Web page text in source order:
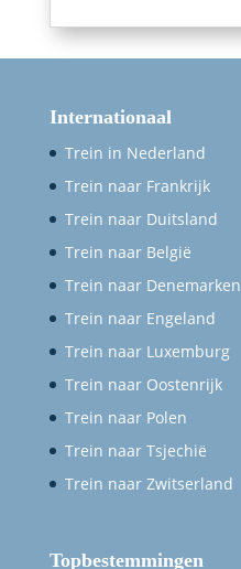
Internationaal
Trein in Nederland
Trein naar Frankrijk
Trein naar Duitsland
Trein naar België
Trein naar Denemarken
Trein naar Engeland
Trein naar Luxemburg
Trein naar Oostenrijk
Trein naar Polen
Trein naar Tsjechië
Trein naar Zwitserland
Topbestemmingen